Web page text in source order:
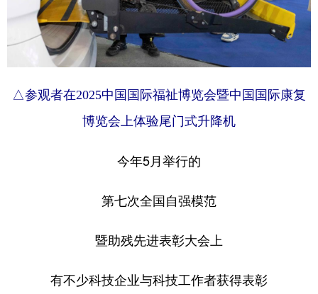
△参观者在2025中国国际福祉博览会暨中国国际康复
博览会上体验尾门式升降机
今年5月举行的
第七次全国自强模范
暨助残先进表彰大会上
有不少科技企业与科技工作者获得表彰